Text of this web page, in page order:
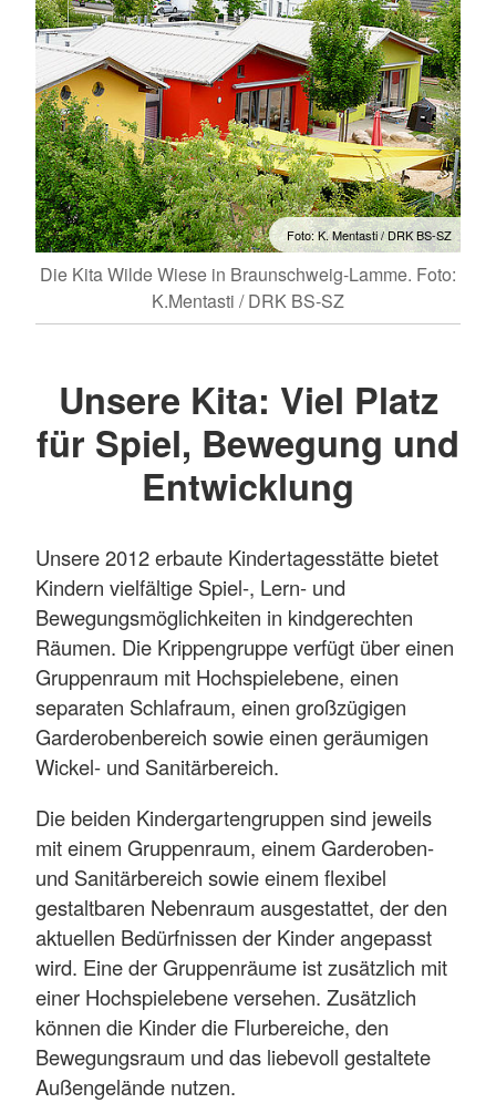
Foto: K. Mentasti / DRK BS-SZ
Die Kita Wilde Wiese in Braunschweig-Lamme. Foto:
K.Mentasti / DRK BS-SZ
Unsere Kita: Viel Platz
für Spiel, Bewegung und
Entwicklung
Unsere 2012 erbaute Kindertagesstätte bietet
Kindern vielfältige Spiel-, Lern- und
Bewegungsmöglichkeiten in kindgerechten
Räumen. Die Krippengruppe verfügt über einen
Gruppenraum mit Hochspielebene, einen
separaten Schlafraum, einen großzügigen
Garderobenbereich sowie einen geräumigen
Wickel- und Sanitärbereich.
Die beiden Kindergartengruppen sind jeweils
mit einem Gruppenraum, einem Garderoben-
und Sanitärbereich sowie einem flexibel
gestaltbaren Nebenraum ausgestattet, der den
aktuellen Bedürfnissen der Kinder angepasst
wird. Eine der Gruppenräume ist zusätzlich mit
einer Hochspielebene versehen. Zusätzlich
können die Kinder die Flurbereiche, den
Bewegungsraum und das liebevoll gestaltete
Außengelände nutzen.